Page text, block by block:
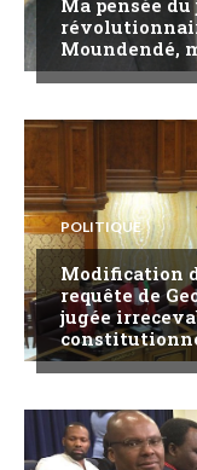
Moundendé,
POLITIQUE
Modification
requête de
jugée